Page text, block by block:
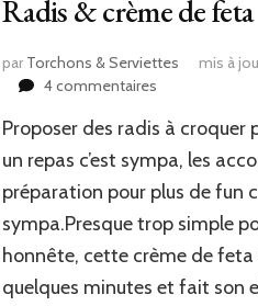
Radis & crème de feta
par Torchons & Serviettes mis à
4 commentairessur
&
crème
de
feta
Proposer des radis à croquer
un repas c’est sympa, les
préparation pour plus de fun
sympa.Presque trop simple
honnête, cette crème de feta
quelques minutes et fait son